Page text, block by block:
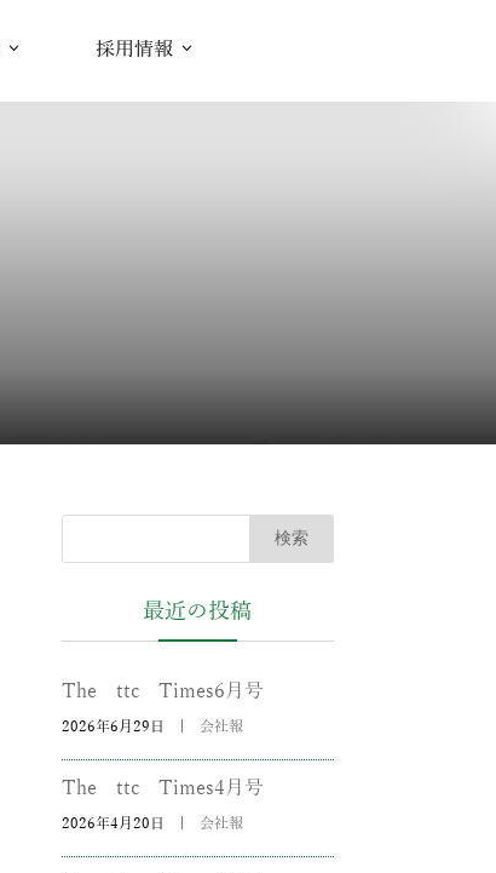
採用情報
最近の投稿
The ttc Times6月号
2026年6月29日 会社報
The ttc Times4月号
2026年4月20日 会社報